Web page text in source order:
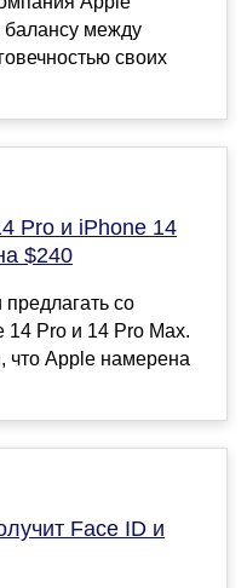
балансу между
своих
Pro и iPhone 14
$240
со
Pro и 14 Pro Max.
что Аpple намерена
Face ID и